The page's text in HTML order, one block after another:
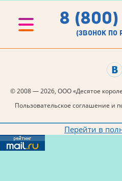
8 (800)
(звонок по
© 2008 — 2026, ООО «Десятое
Пользовательское соглашение и
Перейти в